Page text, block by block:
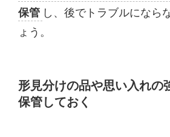
保管 し、後でトラブルになら
ょう。
形見分けの品や思い入れの
保管しておく